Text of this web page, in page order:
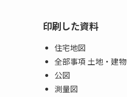
印刷した資料
住宅地図
全部事項 土地・建物
公図
測量図